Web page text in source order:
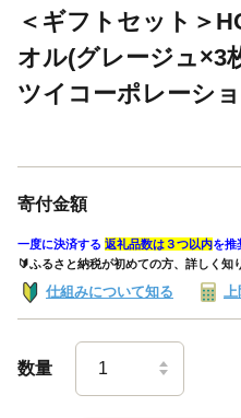
＜ギフトセット＞
オル(グレージュ×3
ツイコーポレーショ
寄付金額
一度に決済する 返礼品数は３つ以内を推
🔰ふるさと納税が初めての方、詳しく知
仕組みについて知る
数量